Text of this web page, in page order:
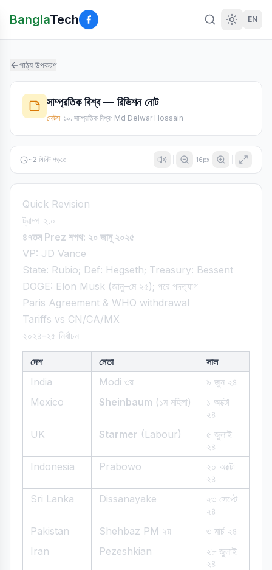
BanglaTech EN
পাঠ্য উপকরণ
সাম্প্রতিক বিশ্ব — রিভিশন নোট
নোটস· ১০. সাম্প্রতিক বিশ্ব· Md Delwar Hossain
~2 মিনিট পড়তে 16px
Quick Revision
ট্রাম্প ২.০
৪৭তম Prez শপথ: ২০ জানু ২০২৫
VP: JD Vance
State: Rubio; Def: Hegseth; Treasury: Bessent
DOGE: Elon Musk (জানু–মে ২৫); পরে পদত্যাগ
Paris Agreement & WHO withdrawal
Tariffs vs CN/CA/MX
২০২৪-২৫ নির্বাচন
দেশ নেতা
সাল
India
Modi ৩য়
৯ জুন ২৪
Mexico
Sheinbaum (১ম মহিলা)
১ অক্টো
২৪
UK
Starmer (Labour)
৫ জুলাই
২৪
Indonesia
Prabowo
২০ অক্টো
২৪
Sri Lanka
Dissanayake
২৩ সেপ্টে
২৪
Pakistan
Shehbaz PM ২য়
৩ মার্চ ২৪
Iran
Pezeshkian
২৮ জুলাই
২৪